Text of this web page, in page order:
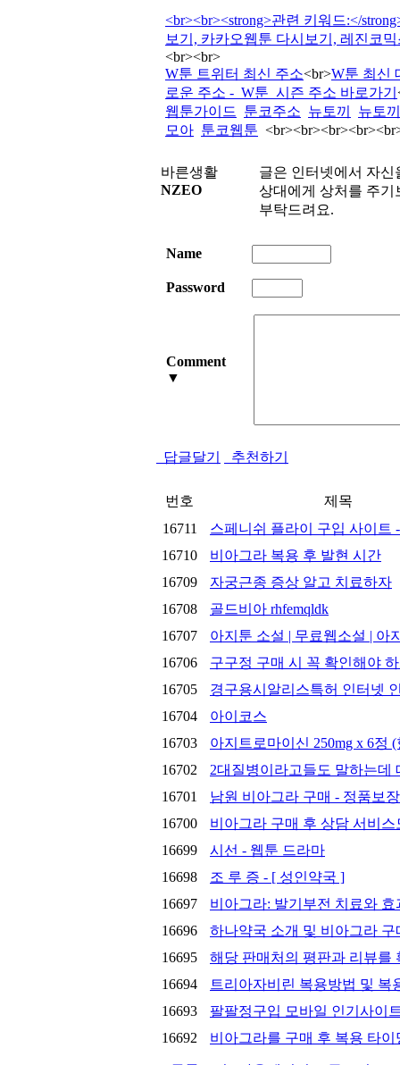
<br><br><strong>관련 키워드:</
보기, 카카오웹툰 다시보기, 레진코
<br><br>
W툰 트위터 최신 주소<br>W툰 최신
로운 주소 - W툰 시즌 주소 바로가기
웹툰가이드
툰코주소 뉴토끼
뉴토
모아 툰코웹툰
바른생활
NZEO
글은 인터넷에서 자
상대에게 상처를 주기
부탁드려요.
Name
Password
Comment
▼
답글달기 추천하기
번호
제목
16711
스페니쉬 플라이 구입 사이트
16710
비아그라 복용 후 발현 시간
16709
자궁근종 증상 알고 치료하자
16708
골드비아 rhfemqldk
16707
아지툰 소설 | 무료웹소설 | 아
16706
구구정 구매 시 꼭 확인해야
16705
경구용시알리스특허 인터넷
16704
아이코스
16703
아지트로마이신 250mg x 6정
16702
2대질병이라고들도 말하는데
16701
남원 비아그라 구매 - 정품보장
16700
비아그라 구매 후 상담 서비스
16699
시선 - 웹툰 드라마
16698
조 루 증 - [ 성인약국 ]
16697
비아그라: 발기부전 치료와
16696
하나약국 소개 및 비아그라 구
16695
해당 판매처의 평판과 리뷰를
16694
트리아자비린 복용방법 및 복
16693
팔팔정구입 모바일 인기사이
16692
비아그라를 구매 후 복용 타